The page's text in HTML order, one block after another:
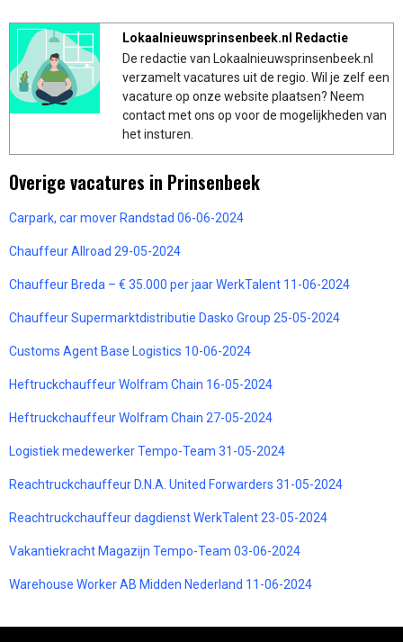
Lokaalnieuwsprinsenbeek.nl Redactie
De redactie van Lokaalnieuwsprinsenbeek.nl
verzamelt vacatures uit de regio. Wil je zelf een
vacature op onze website plaatsen? Neem
contact met ons op voor de mogelijkheden van
het insturen.
Overige vacatures in Prinsenbeek
Carpark, car mover Randstad 06-06-2024
Chauffeur Allroad 29-05-2024
Chauffeur Breda – € 35.000 per jaar WerkTalent 11-06-2024
Chauffeur Supermarktdistributie Dasko Group 25-05-2024
Customs Agent Base Logistics 10-06-2024
Heftruckchauffeur Wolfram Chain 16-05-2024
Heftruckchauffeur Wolfram Chain 27-05-2024
Logistiek medewerker Tempo-Team 31-05-2024
Reachtruckchauffeur D.N.A. United Forwarders 31-05-2024
Reachtruckchauffeur dagdienst WerkTalent 23-05-2024
Vakantiekracht Magazijn Tempo-Team 03-06-2024
Warehouse Worker AB Midden Nederland 11-06-2024